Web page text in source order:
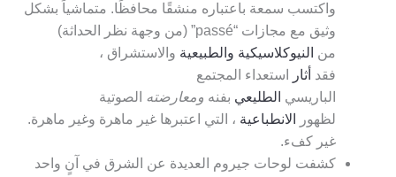
واكتسب سمعة باعتباره منشقًا محافظًا. متماشياً بشكل
وثيق مع مجازات “passé” (من وجهة نظر الحداثة)
من النيوكلاسيكية والطبيعية والاستشراق ،
فقد أثار
استعداء المجتمع
الباريسي الطليعي بفنه ومعارضته الصوتية
لظهور
الانطباعية ، التي اعتبرها غير ماهرة وغير ماهرة.
غير كفء.
كشفت لوحات جيروم العديدة عن الشرق في آنٍ واحد